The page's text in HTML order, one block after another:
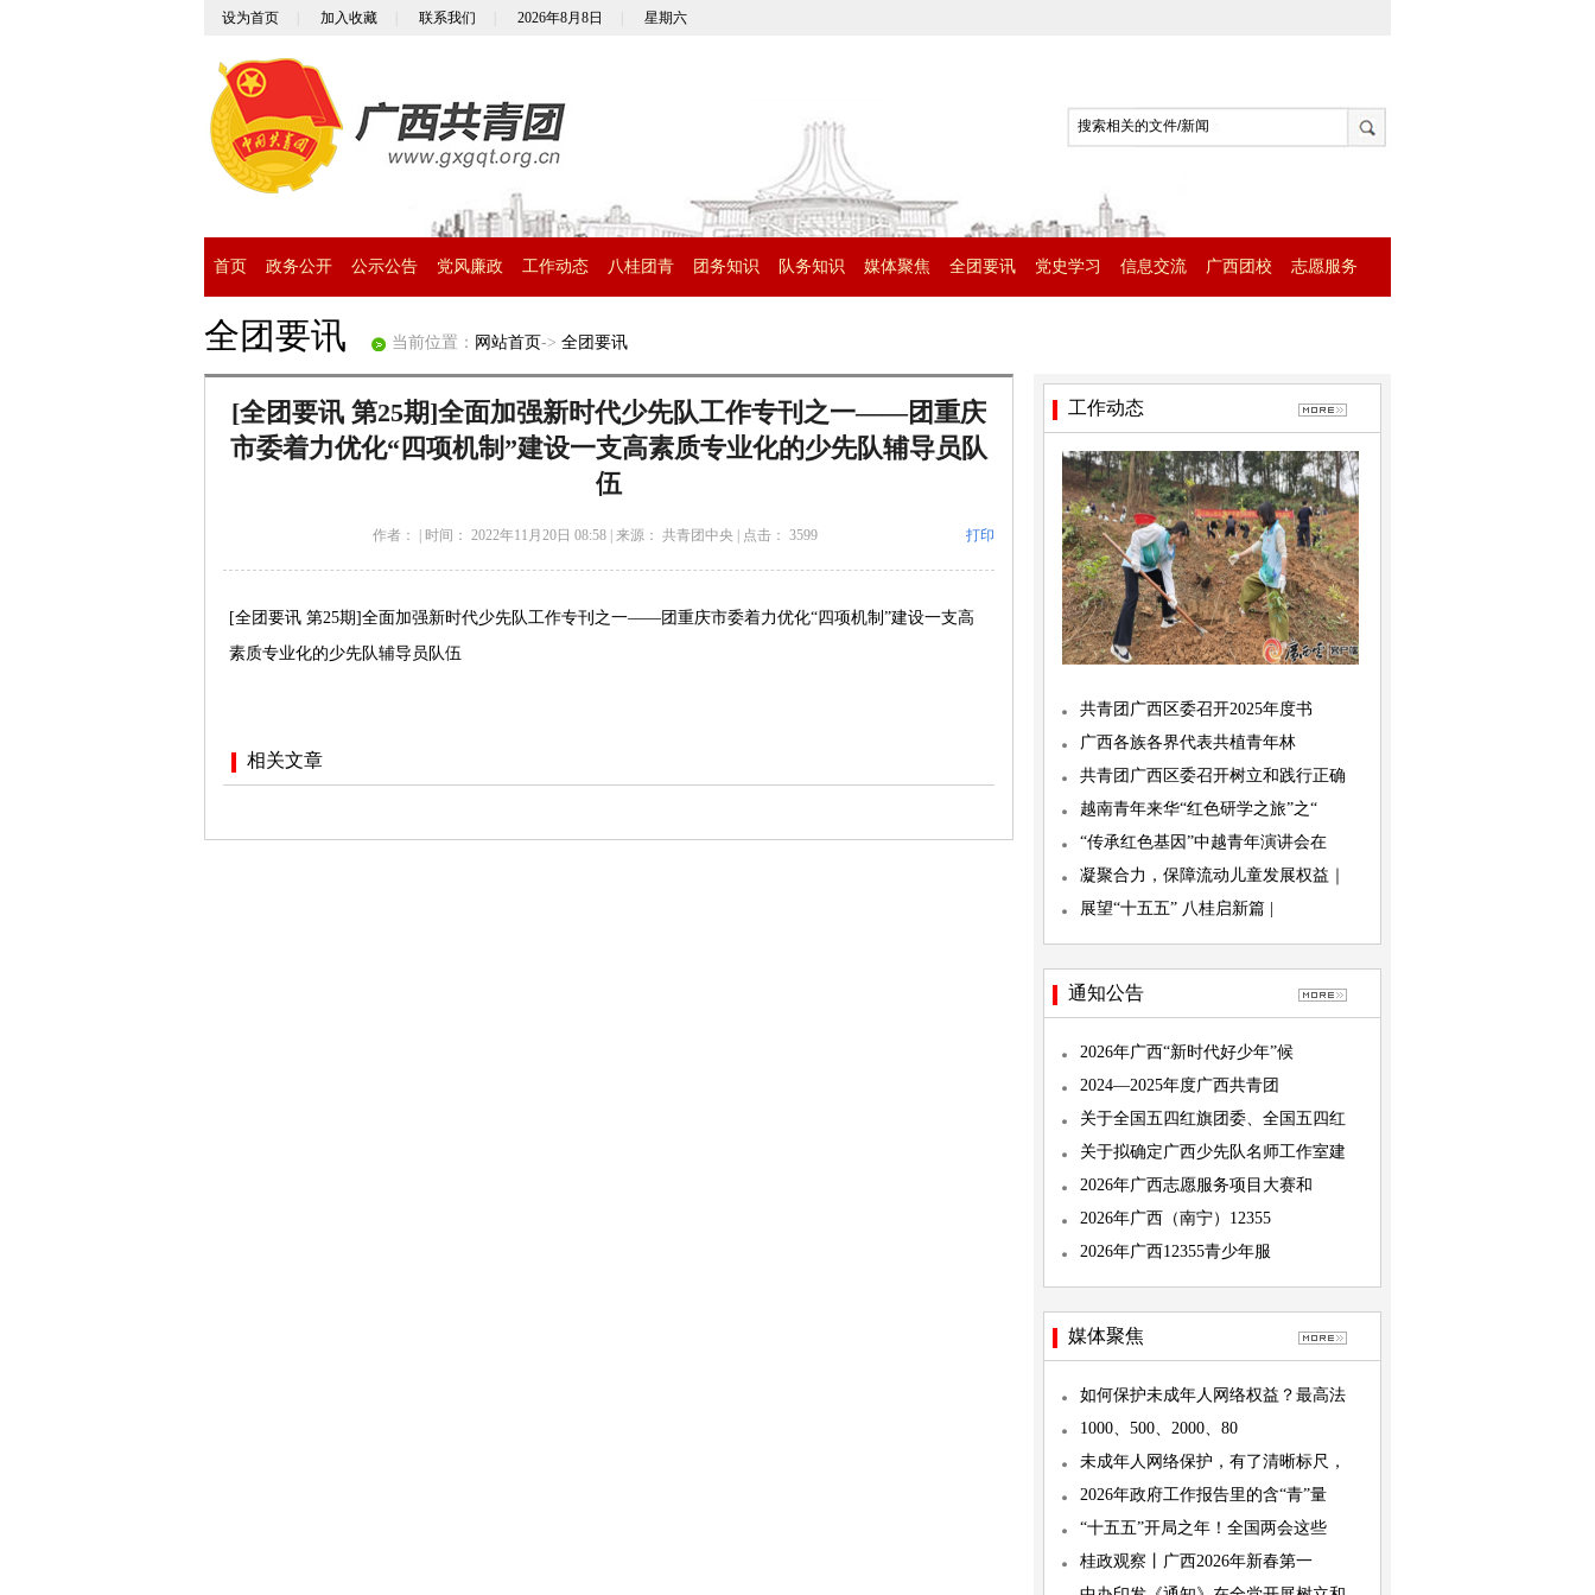
设为首页 加入收藏 联系我们 2026年8月8日 星期六
首页 政务公开 公示公告 党风廉政 工作动态 八桂团青 团务知识 队务知识 媒体聚焦 全团要讯 党史学习 信息交流 广西团校 志愿服务
全团要讯 当前位置： 网站首页-> 全团要讯
[全团要讯 第25期]全面加强新时代少先队工作专刊之一——团重庆
市委着力优化“四项机制”建设一支高素质专业化的少先队辅导员队
伍
作者： 时间： 2022年11月20日 08:58 来源： 共青团中央 点击： 3599 打印
[全团要讯 第25期]全面加强新时代少先队工作专刊之一——团重庆市委着力优化“四项机制”建设一支高
素质专业化的少先队辅导员队伍
相关文章
工作动态
共青团广西区委召开2025年度书
广西各族各界代表共植青年林
共青团广西区委召开树立和践行正确
越南青年来华“红色研学之旅”之“
“传承红色基因”中越青年演讲会在
凝聚合力，保障流动儿童发展权益｜
展望“十五五” 八桂启新篇 |
通知公告
2026年广西“新时代好少年”候
2024—2025年度广西共青团
关于全国五四红旗团委、全国五四红
关于拟确定广西少先队名师工作室建
2026年广西志愿服务项目大赛和
2026年广西（南宁）12355
2026年广西12355青少年服
媒体聚焦
如何保护未成年人网络权益？最高法
1000、500、2000、80
未成年人网络保护，有了清晰标尺，
2026年政府工作报告里的含“青”量
“十五五”开局之年！全国两会这些
桂政观察丨广西2026年新春第一